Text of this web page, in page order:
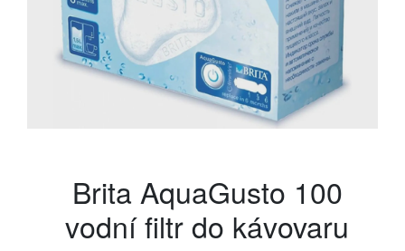
Brita AquaGusto 100
vodní filtr do kávovaru